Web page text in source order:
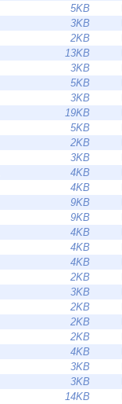
5KB
3KB
2KB
13KB
3KB
5KB
3KB
19KB
5KB
2KB
3KB
4KB
4KB
9KB
9KB
4KB
4KB
4KB
2KB
3KB
2KB
2KB
2KB
4KB
3KB
3KB
14KB